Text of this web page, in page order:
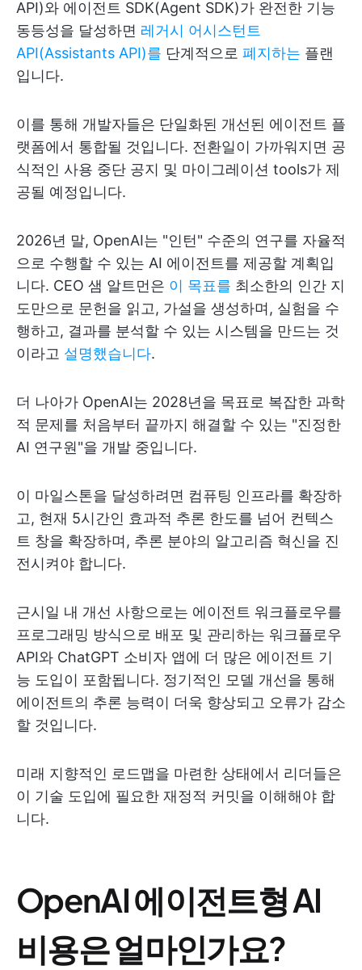
API)와 에이전트 SDK(Agent SDK)가 완전한 기능
동등성을 달성하면 레거시 어시스턴트
API(Assistants API)를 단계적으로 폐지하는 플랜
입니다.
이를 통해 개발자들은 단일화된 개선된 에이전트 플
랫폼에서 통합될 것입니다. 전환일이 가까워지면 공
식적인 사용 중단 공지 및 마이그레이션 tools가 제
공될 예정입니다.
2026년 말, OpenAI는 "인턴" 수준의 연구를 자율적
으로 수행할 수 있는 AI 에이전트를 제공할 계획입
니다. CEO 샘 알트먼은 이 목표를 최소한의 인간 지
도만으로 문헌을 읽고, 가설을 생성하며, 실험을 수
행하고, 결과를 분석할 수 있는 시스템을 만드는 것
이라고 설명했습니다.
더 나아가 OpenAI는 2028년을 목표로 복잡한 과학
적 문제를 처음부터 끝까지 해결할 수 있는 "진정한
AI 연구원"을 개발 중입니다.
이 마일스톤을 달성하려면 컴퓨팅 인프라를 확장하
고, 현재 5시간인 효과적 추론 한도를 넘어 컨텍스
트 창을 확장하며, 추론 분야의 알고리즘 혁신을 진
전시켜야 합니다.
근시일 내 개선 사항으로는 에이전트 워크플로우를
프로그래밍 방식으로 배포 및 관리하는 워크플로우
API와 ChatGPT 소비자 앱에 더 많은 에이전트 기
능 도입이 포함됩니다. 정기적인 모델 개선을 통해
에이전트의 추론 능력이 더욱 향상되고 오류가 감소
할 것입니다.
미래 지향적인 로드맵을 마련한 상태에서 리더들은
이 기술 도입에 필요한 재정적 커밋을 이해해야 합
니다.
OpenAI 에이전트형 AI
비용은 얼마인가요?